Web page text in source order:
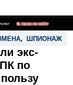
ПОИСК ПО САЙТУ
, ШПИОНАЖ
экс-
по